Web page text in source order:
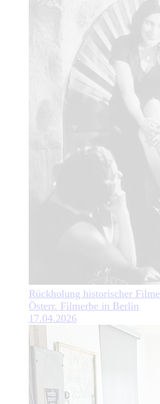
Rückholung historischer Filme
Österr. Filmerbe in Berlin
17.04.2026